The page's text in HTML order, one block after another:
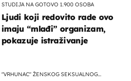
STUDIJA NA GOTOVO 1.900 OSOBA
Ljudi koji redovito rade ovo
imaju “mlađi” organizam,
pokazuje istraživanje
"VRHUNAC" ŽENSKOG SEKSUALNOG